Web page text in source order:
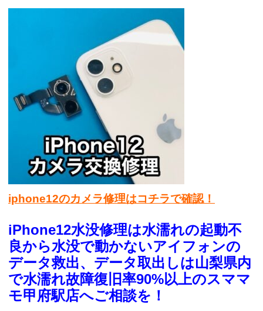
iphone12のカメラ修理はコチラで確認！
iPhone12水没修理は水濡れの起動不
良から水没で動かないアイフォンの
データ救出、データ取出しは山梨県内
で水濡れ故障復旧率90%以上のスママ
モ甲府駅店へご相談を！